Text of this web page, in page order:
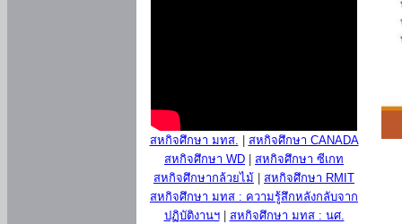
สหกิจศึกษา มทส.
สหกิจศึกษา CANADA
สหกิจศึกษา WD
สหกิจศึกษา ซีเกท
สหกิจศึกษากล้วยไม้
สหกิจศึกษา RMIT
สหกิจศึกษา มทส : ความรู้สึกหลังกลับจาก
ปฏิบัติงานฯ| สหกิจศึกษา มทส : นศ.